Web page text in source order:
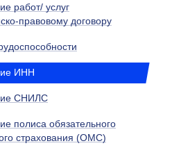
работ/ услуг
правовому договору
ИНН
СНИЛС
полиса обязательного
страхования (ОМС)